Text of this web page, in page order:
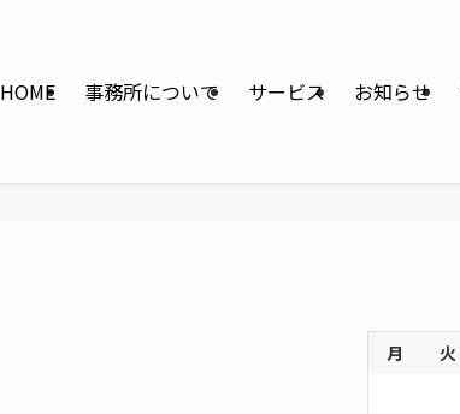
HOME 事務所について サービス お知らせ
月 火